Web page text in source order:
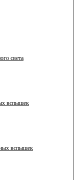
света
вспышек
вспышек